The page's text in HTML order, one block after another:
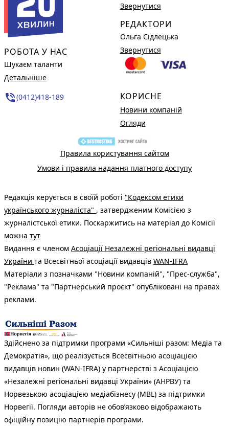
РОБОТА У НАС
Шукаєм таланти
Детальніше
phone_in_talk(0412)418-189
Звернутися
РЕДАКТОРИ
Ольга Сідлецька
Звернутися
КОРИСНЕ
Новини компаній
Огляди
Правила користування сайтом
Умови і правила надання платного доступу
Редакція керується в своїй роботі "Кодексом етики
українського журналіста" , затвердженим Комісією з
журналістської етики. Поскаржитись на матеріал до Комісії
можна тут
Видання є членом Асоціації Незалежні регіональні видавці
України та Всесвітньої асоціації видавців WAN-IFRA
Матеріали з позначками "Новини компаній", "Прес-служба",
"Реклама" та "Партнерський проєкт" опубліковані на правах
реклами.
Здійснено за підтримки програми «Сильніші разом: Медіа та
Демократія», що реалізується Всесвітньою асоціацією
видавців новин (WAN-IFRA) у партнерстві з Асоціацією
«Незалежні регіональні видавці України» (АНРВУ) та
Норвезькою асоціацією медіабізнесу (MBL) за підтримки
Норвегії. Погляди авторів не обов’язково відображають
офіційну позицію партнерів програми.